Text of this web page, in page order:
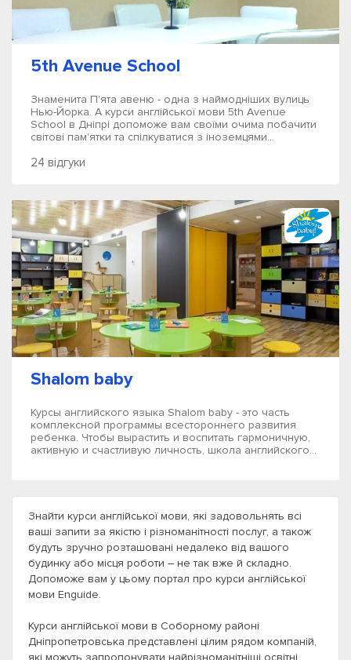
Знайти курси англійської мови, які задовольнять всі
ваші запити за якістю і різноманітності послуг, а також
будуть зручно розташовані недалеко від вашого
будинку або місця роботи – не так вже й складно.
Допоможе вам у цьому портал про курси англійської
мови Enguide.
Курси англійської мови в Соборному районі
Дніпропетровська представлені цілим рядом компаній,
які можуть запропонувати найрізноманітніші освітні
5th Avenue School
Знаменита П'ята авеню - одна з наймодніших вулиць
Нью-Йорка. А курси англійської мови 5th Avenue
School в Дніпрі допоможе вам своїми очима побачити
світові пам'ятки та спілкуватися з іноземцями...
24 відгуки
Shalom baby
Курсы английского языка Shalom baby - это часть
комплексной программы всестороннего развития
ребенка. Чтобы вырастить и воспитать гармоничную,
активную и счастливую личность, школа английского...